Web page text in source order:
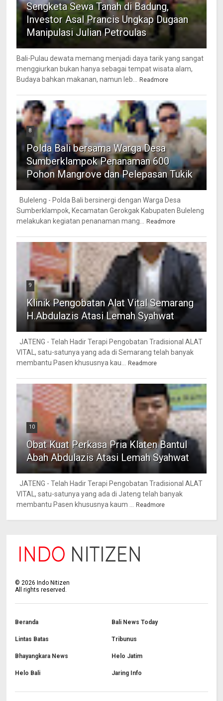
Sengketa Sewa Tanah di Badung,
Investor Asal Prancis Ungkap Dugaan
Manipulasi Julian Petroulas
Bali-Pulau dewata memang menjadi daya tarik yang sangat
menggiurkan bukan hanya sebagai tempat wisata alam,
Budaya bahkan makanan, namun leb...
Readmore
8
Polda Bali bersama Warga Desa
Sumberklampok Penanaman 600
Pohon Mangrove dan Pelepasan Tukik
Buleleng - Polda Bali bersinergi dengan Warga Desa
Sumberklampok, Kecamatan Gerokgak Kabupaten Buleleng
melakukan kegiatan penanaman mang...
Readmore
9
Klinik Pengobatan Alat Vital Semarang
H.Abdulazis Atasi Lemah Syahwat
JATENG - Telah Hadir Terapi Pengobatan Tradisional ALAT
VITAL, satu-satunya yang ada di Semarang telah banyak
membantu Pasen khususnya kau...
Readmore
10
Obat Kuat Perkasa Pria Klaten Bantul
Abah Abdulazis Atasi Lemah Syahwat
JATENG - Telah Hadir Terapi Pengobatan Tradisional ALAT
VITAL, satu-satunya yang ada di Jateng telah banyak
membantu Pasen khususnya kaum ...
Readmore
©2026 Indo Nitizen
All rights reserved.
Beranda Bali News Today
Lintas Batas Tribunus
Bhayangkara News Helo Jatim
Helo Bali Jaring Info